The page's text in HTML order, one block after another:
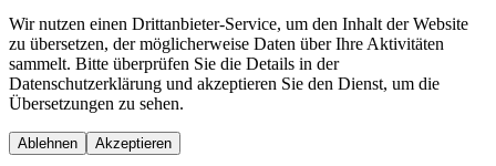
Wir nutzen einen Drittanbieter-Service, um den Inhalt der Website
zu übersetzen, der möglicherweise Daten über Ihre Aktivitäten
sammelt. Bitte überprüfen Sie die Details in der
Datenschutzerklärung und akzeptieren Sie den Dienst, um die
Übersetzungen zu sehen.
Ablehnen Akzeptieren